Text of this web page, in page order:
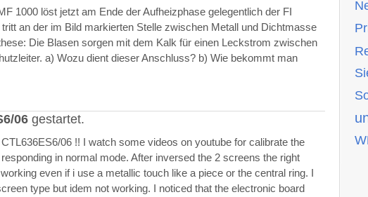
1000 löst jetzt am Ende der Aufheizphase gelegentlich der FI
an der im Bild markierten Stelle zwischen Metall und Dichtmasse
Die Blasen sorgen mit dem Kalk für einen Leckstrom zwischen
a) Wozu dient dieser Anschluss? b) Wie bekommt man
06 gestartet.
06 !! I watch some videos on youtube for calibrate the
in normal mode. After inversed the 2 screens the right
even if i use a metallic touch like a piece or the central ring. I
type but idem not working. I noticed that the electronic board